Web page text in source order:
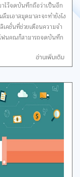
าไว้จดบันทึกถือว่าเป็นอีก
มเอาสมุดมาละจะทำยังไง
เคชั่นที่ช่วยเตือนความจำ
ฟนคุณก็สามารถจดบันทึก
Google Keep มีการใช้
ช้งานได้ทั้งแอพฯบนสมา
าน Gmail รายการเรา
งค์กันให้อัตโนมัติ
มดา มีการบันทึก
ามเสียง และคุณสามารถ
ราสามารถ
เพิ่มการแจ้งเตือนใน
ไปได้
ได้ด้วย ถือว่าเป็น
ง่าย สะดวกสะบายมากขึ้น
อ่านเพิ่มเติม